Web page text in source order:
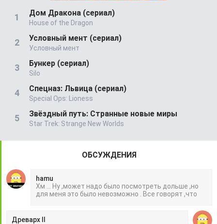
Дом Дракона (сериал)
House of the Dragon
Условный мент (сериал)
Условный мент
Бункер (сериал)
Silo
Спецназ: Львица (сериал)
Special Ops: Lioness
Звёздный путь: Странные новые миры
Star Trek: Strange New Worlds
ОБСУЖДЕНИЯ
hamu
Хм ... Ну ,может надо было посмотреть дольше ,но
для меня это было невозможно . Все говорят ,что
Древарх II